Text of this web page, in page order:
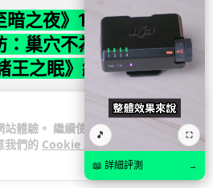
體驗。 繼續使用
我們的 Cookie 政
暗之夜》12.1 「烏拉特
：巢穴不為提高世界首
王之眠》縮短約 10 分
本更新 12.1「烏拉特克的詛咒」將
來全新區域「盤蛇島」、地城「毒牙
🎵 ⛶
📖 詳細評測 →